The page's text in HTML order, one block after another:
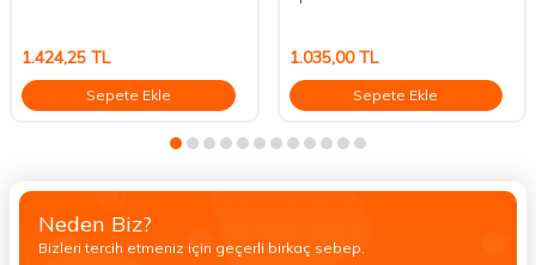
1.424,25 TL
Sepete Ekle
1.035,00TL
Sepete Ekle
Neden Biz?
Bizleri tercih etmeniz için geçerli birkaç sebep.